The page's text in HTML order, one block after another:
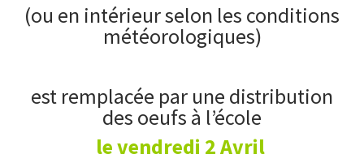
(ou en intérieur selon les conditions
météorologiques)
est remplacée par une distribution
des oeufs à l’école
le vendredi 2 Avril